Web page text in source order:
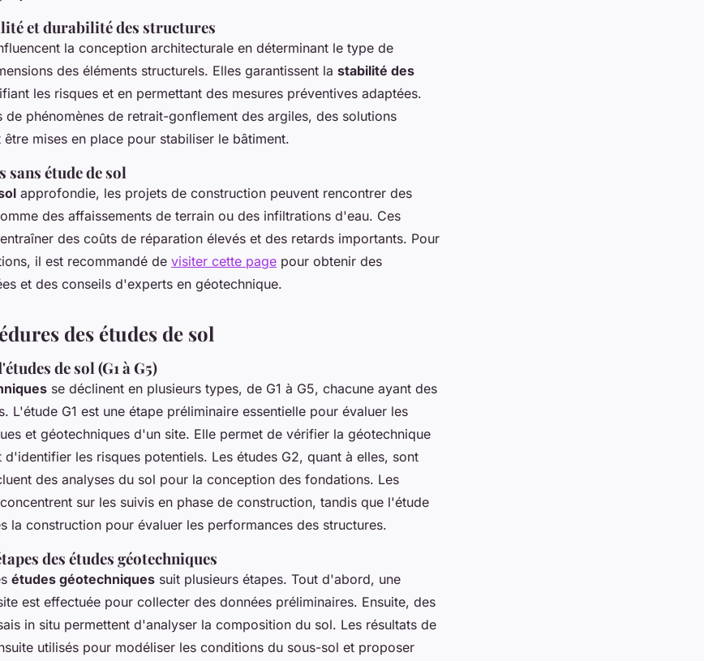
et durabilité des structures
la conception architecturale en déterminant le type de
des éléments structurels. Elles garantissent la stabilité des
les risques et en permettant des mesures préventives adaptées.
de phénomènes de retrait-gonflement des argiles, des solutions
mises en place pour stabiliser le bâtiment.
sans étude de sol
approfondie, les projets de construction peuvent rencontrer des
des affaissements de terrain ou des infiltrations d'eau. Ces
des coûts de réparation élevés et des retards importants. Pour
il est recommandé de visiter cette page pour obtenir des
et des conseils d'experts en géotechnique.
des études de sol
de sol (G1 à G5)
se déclinent en plusieurs types, de G1 à G5, chacune ayant des
L'étude G1 est une étape préliminaire essentielle pour évaluer les
et géotechniques d'un site. Elle permet de vérifier la géotechnique
les risques potentiels. Les études G2, quant à elles, sont
des analyses du sol pour la conception des fondations. Les
sur les suivis en phase de construction, tandis que l'étude
la construction pour évaluer les performances des structures.
des études géotechniques
études géotechniques suit plusieurs étapes. Tout d'abord, une
est effectuée pour collecter des données préliminaires. Ensuite, des
in situ permettent d'analyser la composition du sol. Les résultats de
utilisés pour modéliser les conditions du sous-sol et proposer